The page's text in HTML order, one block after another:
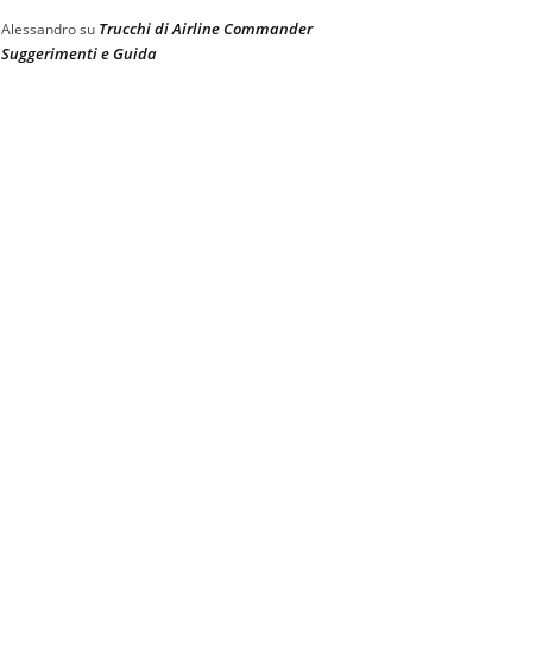
Alessandrosu Trucchi di Airline Commander
Suggerimenti e Guida